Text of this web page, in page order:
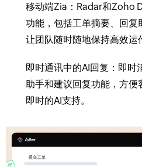
移动端Zia：Radar和Zoho
功能，包括工单摘要、回复
让团队随时随地保持高效运
即时通讯中的AI回复：即时
助手和建议回复功能，方
即时的AI支持。